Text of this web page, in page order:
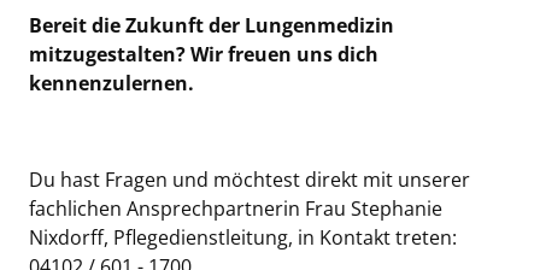
Bereit die Zukunft der Lungenmedizin
mitzugestalten? Wir freuen uns dich
kennenzulernen.
Du hast Fragen und möchtest direkt mit unserer
fachlichen Ansprechpartnerin Frau Stephanie
Nixdorff, Pflegedienstleitung, in Kontakt treten: